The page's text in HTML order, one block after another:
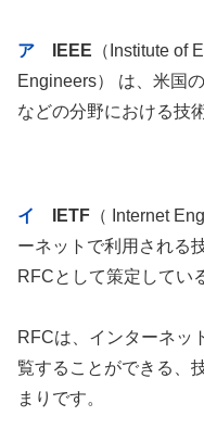
ア IEEE （Institute of
Engineers） は、米国
などの分野における技
イ IETF （ Internet
ーネットで利用される
RFCとして策定してい
RFCは、インターネッ
覧することができる、
まりです。